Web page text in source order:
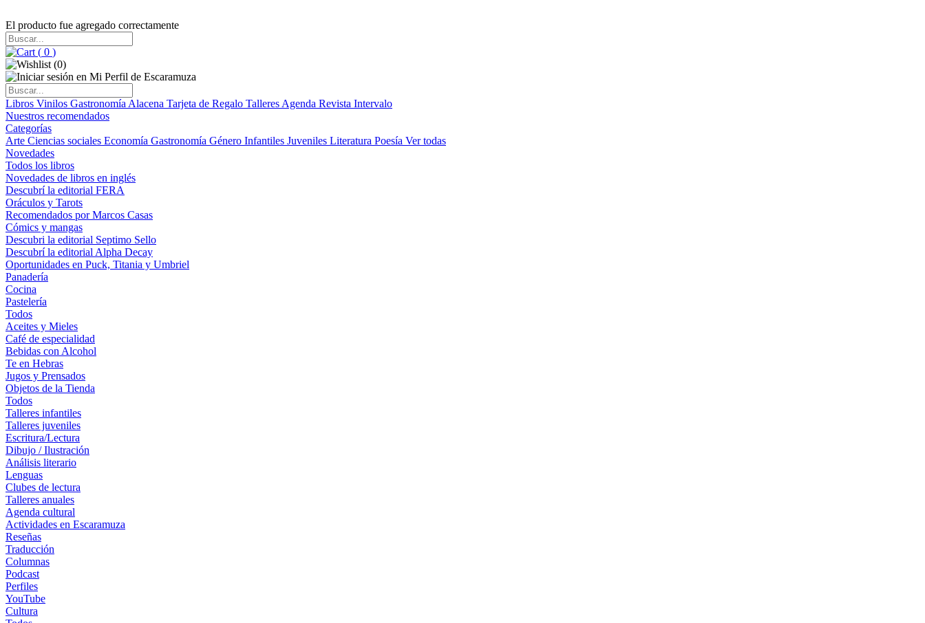
El producto fue agregado correctamente
( 0 )
(0)
Libros Vinilos Gastronomía Alacena Tarjeta de Regalo Talleres Agenda Revista Intervalo
Nuestros recomendados
Categorías
Arte Ciencias sociales Economía Gastronomía Género Infantiles Juveniles Literatura Poesía Ver todas
Novedades
Todos los libros
Novedades de libros en inglés
Descubrí la editorial FERA
Oráculos y Tarots
Recomendados por Marcos Casas
Cómics y mangas
Descubri la editorial Septimo Sello
Descubrí la editorial Alpha Decay
Oportunidades en Puck, Titania y Umbriel
Panadería
Cocina
Pastelería
Todos
Aceites y Mieles
Café de especialidad
Bebidas con Alcohol
Te en Hebras
Jugos y Prensados
Objetos de la Tienda
Todos
Talleres infantiles
Talleres juveniles
Escritura/Lectura
Dibujo / Ilustración
Análisis literario
Lenguas
Clubes de lectura
Talleres anuales
Agenda cultural
Actividades en Escaramuza
Reseñas
Traducción
Columnas
Podcast
Perfiles
YouTube
Cultura